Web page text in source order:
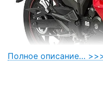
Полное описание…